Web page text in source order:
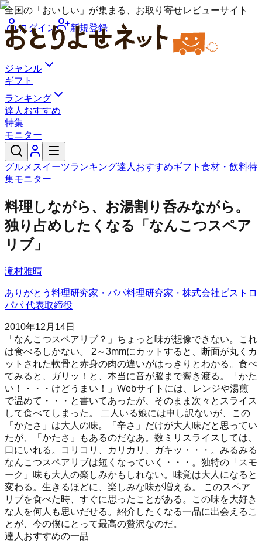
全国の「おいしい」が集まる、お取り寄せレビューサイト
ログイン
新規登録
ジャンル
ギフト
ランキング
達人おすすめ
特集
モニター
グルメ スイーツランキング達人おすすめギフト 食材・飲料特
集モニター
料理しながら、お湯割り呑みながら。
独り占めしたくなる「なんこつスペア
リブ」
滝村雅晴
ありがとう料理研究家・パパ料理研究家・株式会社ビストロ
パパ 代表取締役
2010年12月14日
「なんこつスペアリブ？」ちょっと味が想像できない。これ
は食べるしかない。 2～3mmにカットすると、断面が丸くカ
ットされた軟骨と赤身の肉の違いがはっきりとわかる。食べ
てみると、ガリッ！と、本当に音が脳まで響き渡る。「かた
い！・・・けどうまい！」Webサイトには、レンジや湯煎
で温めて・・・と書いてあったが、そのまま次々とスライス
して食べてしまった。 二人いる娘には申し訳ないが、この
「かたさ」は大人の味。「辛さ」だけが大人味だと思ってい
たが、「かたさ」もあるのだなあ。数ミリスライスしては、
口にいれる。コリコリ、カリカリ、ガキッ・・・。みるみる
なんこつスペアリブは短くなっていく・・・。独特の「スモ
ーク」味も大人の楽しみかもしれない。味覚は大人になると
変わる。生きるほどに、楽しみな味が増える。 このスペア
リブを食べた時、すぐに思ったことがある。この味を大好き
な人を何人も思いだせる。紹介したくなる一品に出会えるこ
とが、今の僕にとって最高の贅沢なのだ。
達人おすすめの一品